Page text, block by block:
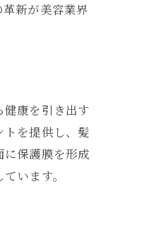
新が美容業界
康を引き出す
を提供し、髪
保護膜を形成
います。